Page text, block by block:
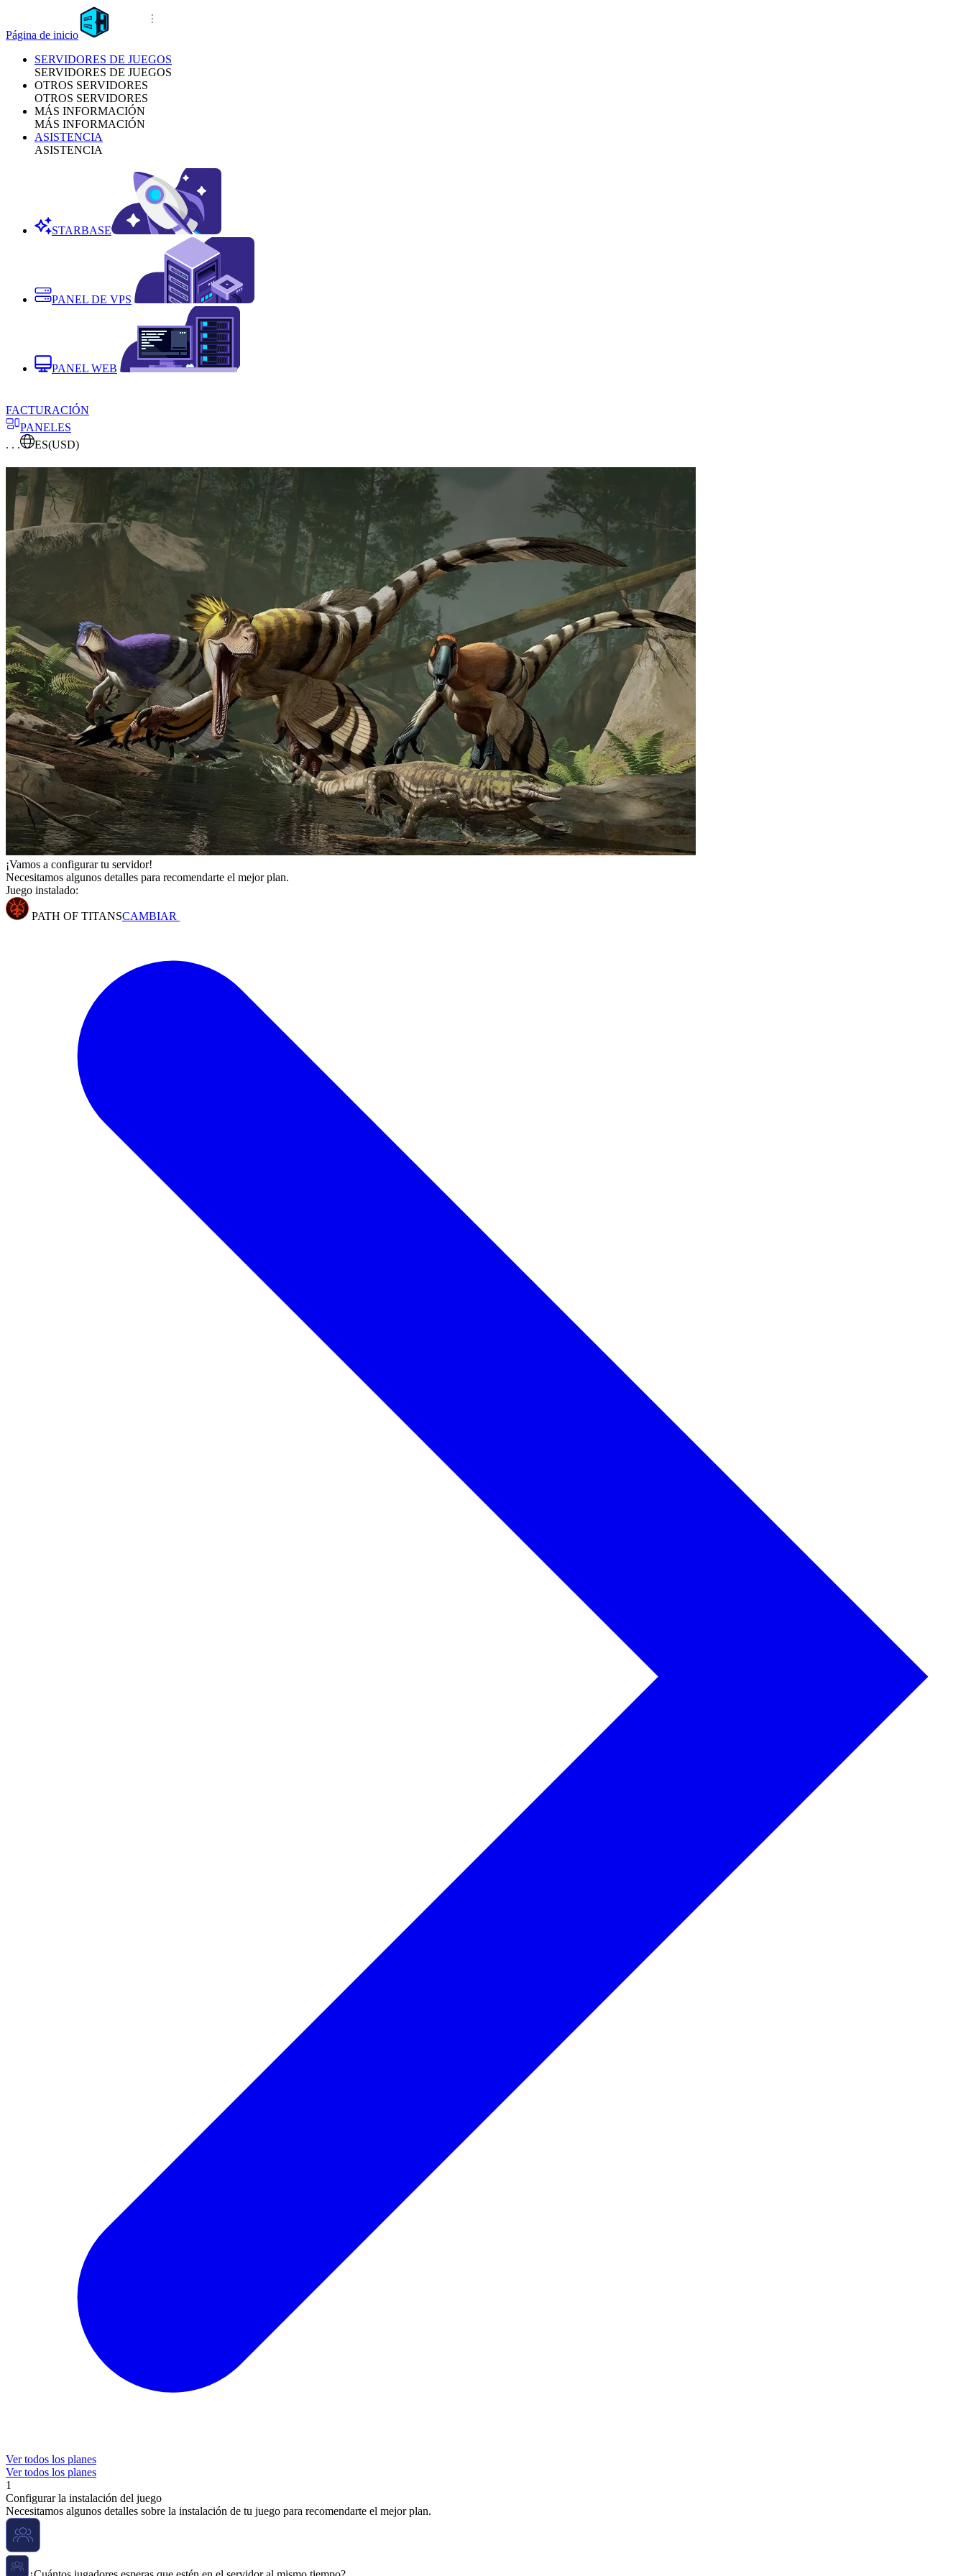
Página de inicio
SERVIDORES DE JUEGOS
SERVIDORES DE JUEGOS
OTROS SERVIDORES
OTROS SERVIDORES
MÁS INFORMACIÓN
MÁS INFORMACIÓN
ASISTENCIA
ASISTENCIA
STARBASE
PANEL DE VPS
PANEL WEB
FACTURACIÓN
PANELES
. . .
ES(USD)
¡Vamos a configurar tu servidor!
Necesitamos algunos detalles para recomendarte el mejor plan.
Juego instalado:
PATH OF TITANSCAMBIAR
Ver todos los planes
Ver todos los planes
1
Configurar la instalación del juego
Necesitamos algunos detalles sobre la instalación de tu juego para recomendarte el mejor plan.